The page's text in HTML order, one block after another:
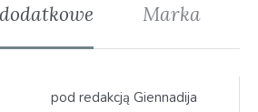
Marka
pod redakcją Giennadija